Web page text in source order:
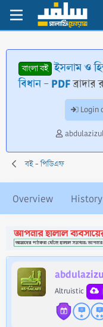
বাংলা বই ইসলাম ও
বিধান - PDF
Login
T
r
t
r
t
e
r
বই - পিডিএফ
Overview History
Altruistic